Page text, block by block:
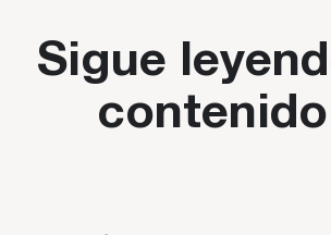
Sigue